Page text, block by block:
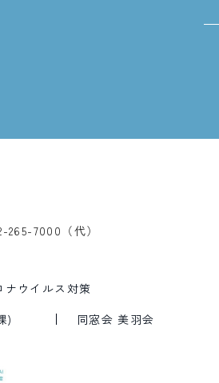
265-7000（代）
ナウイルス対策
)
同窓会 美羽会